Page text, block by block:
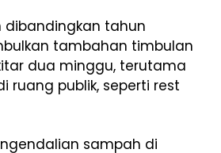
dibandingkan tahun
tambahan timbulan
dua minggu, terutama
ruang publik, seperti rest
sampah di